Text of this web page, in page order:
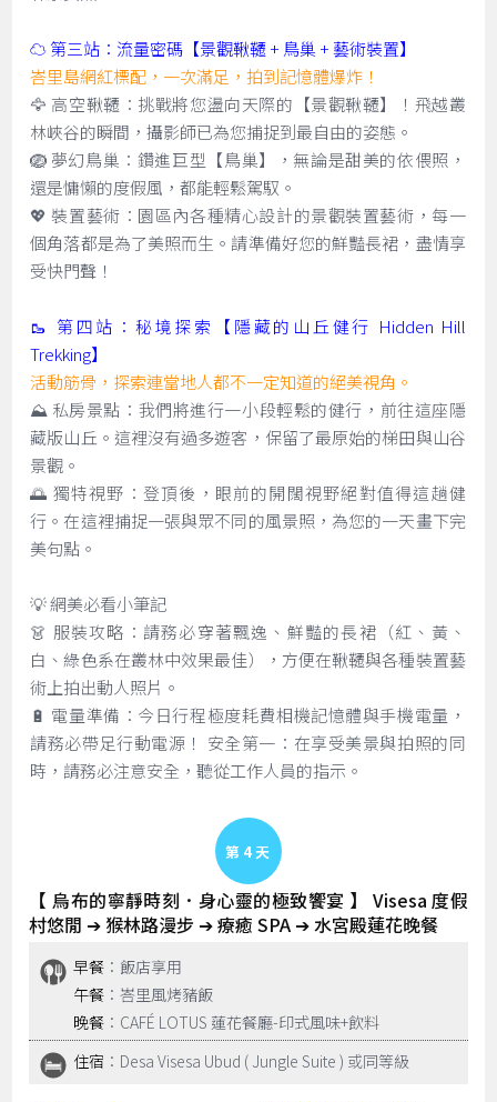
☁️ 第三站：流量密碼【景觀鞦韆 + 鳥巢 + 藝術裝置】
峇里島網紅標配，一次滿足，拍到記憶體爆炸！
🦅 高空鞦韆：挑戰將您盪向天際的【景觀鞦韆】！飛越叢
林峽谷的瞬間，攝影師已為您捕捉到最自由的姿態。
🪺 夢幻鳥巢：鑽進巨型【鳥巢】，無論是甜美的依偎照，
還是慵懶的度假風，都能輕鬆駕馭。
💖 裝置藝術：園區內各種精心設計的景觀裝置藝術，每一
個角落都是為了美照而生。請準備好您的鮮豔長裙，盡情享
受快門聲！
🥾 第四站：秘境探索【隱藏的山丘健行 Hidden Hill
Trekking】
活動筋骨，探索連當地人都不一定知道的絕美視角。
⛰️ 私房景點：我們將進行一小段輕鬆的健行，前往這座隱
藏版山丘。這裡沒有過多遊客，保留了最原始的梯田與山谷
景觀。
🌅 獨特視野：登頂後，眼前的開闊視野絕對值得這趟健
行。在這裡捕捉一張與眾不同的風景照，為您的一天畫下完
美句點。
💡 網美必看小筆記
👗 服裝攻略：請務必穿著飄逸、鮮豔的長裙（紅、黃、
白、綠色系在叢林中效果最佳），方便在鞦韆與各種裝置藝
術上拍出動人照片。
🔋 電量準備：今日行程極度耗費相機記憶體與手機電量，
請務必帶足行動電源！ 安全第一：在享受美景與拍照的同
時，請務必注意安全，聽從工作人員的指示。
Day 4
【 烏布的寧靜時刻．身心靈的極致饗宴 】 Visesa 度假
村悠閒 ➔ 猴林路漫步 ➔ 療癒 SPA ➔ 水宮殿蓮花晚餐
早餐 ：飯店享用
午餐 ：峇里風烤豬飯
晚餐 ：CAFÉ LOTUS 蓮花餐廳-印式風味+飲料
住宿 ：Desa Visesa Ubud ( Jungle Suite ) 或同等級